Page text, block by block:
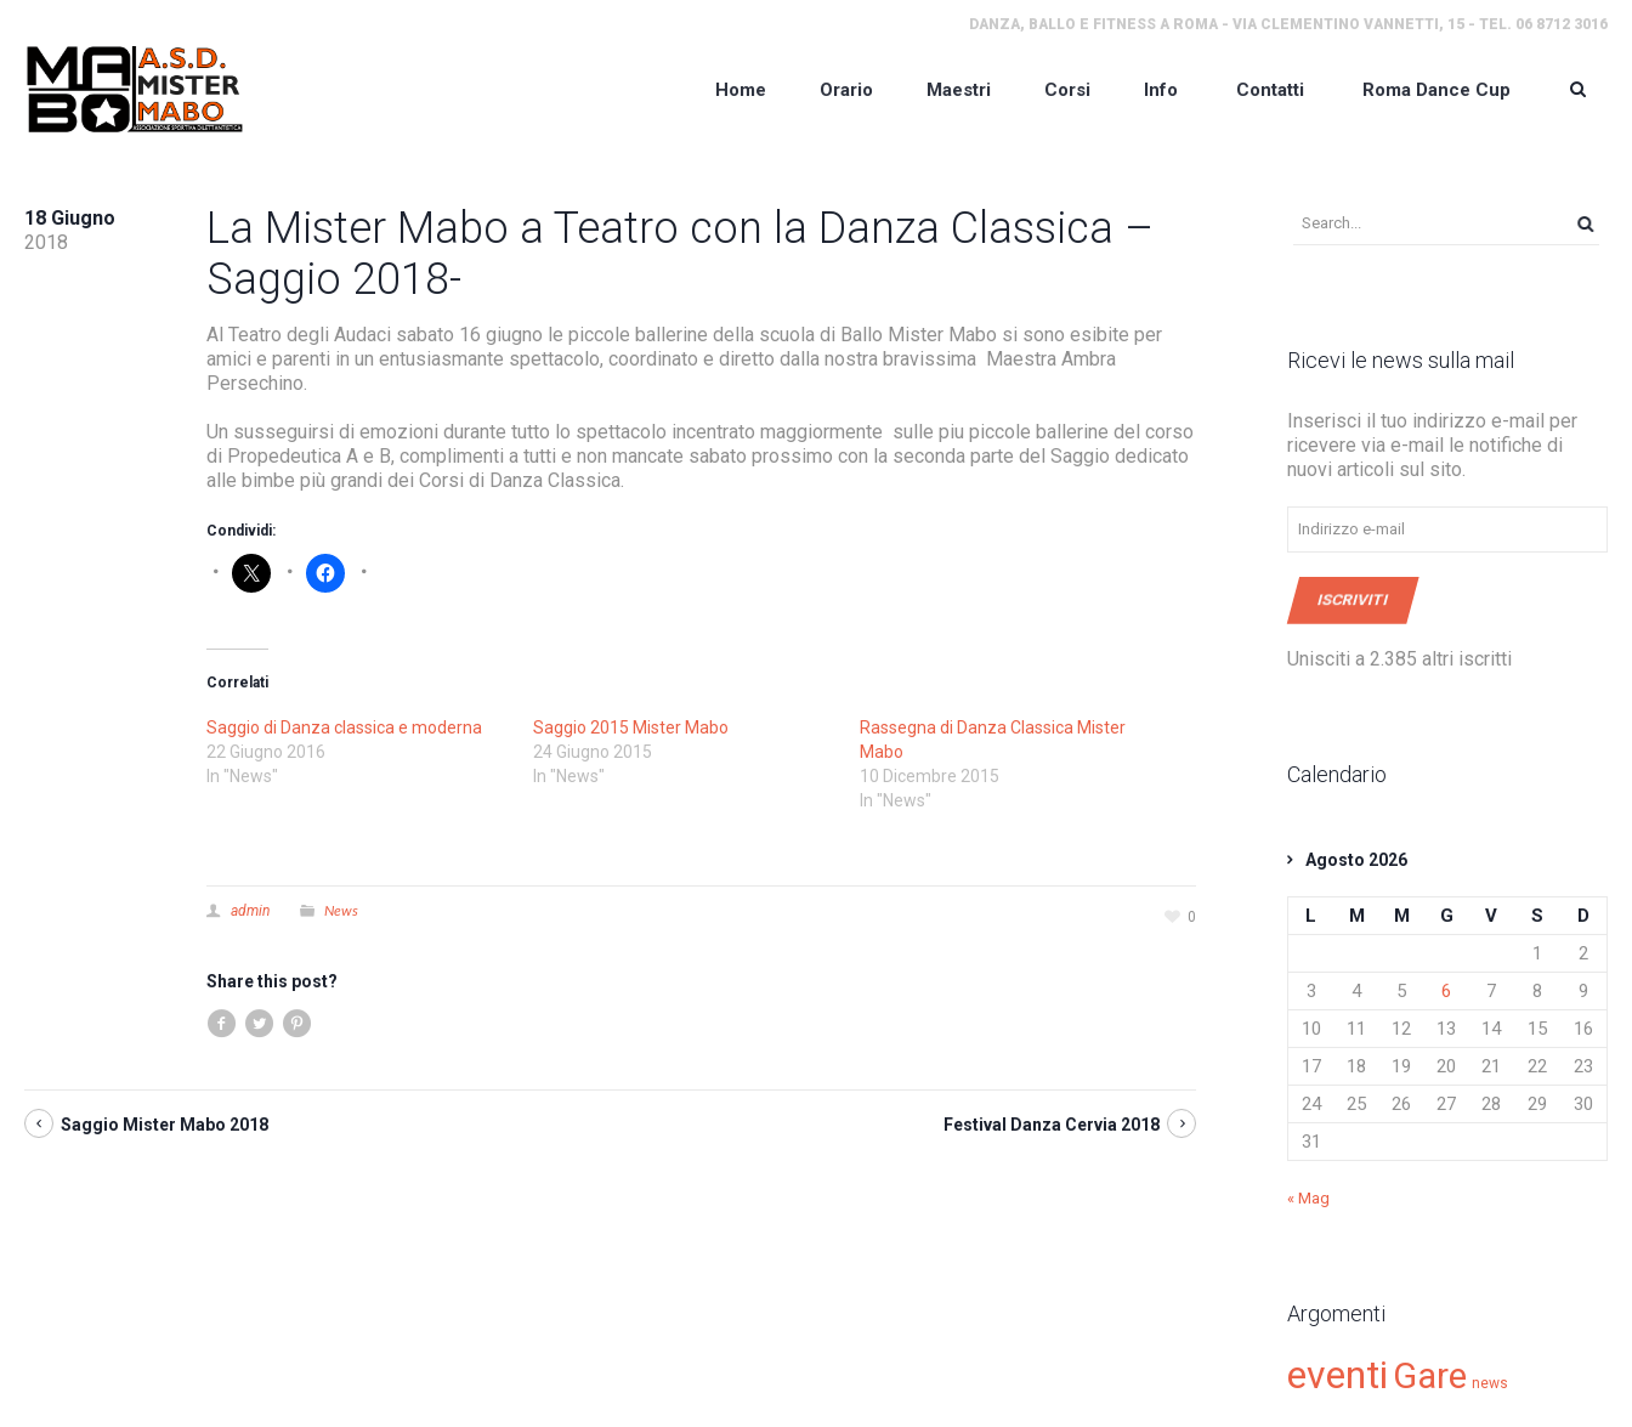
DANZA, BALLO E FITNESS A ROMA - VIA CLEMENTINO VANNETTI, 15 - TEL. 06 8712 3016
Home Orario Maestri Corsi Info Contatti Roma Dance Cup
18 Giugno
2018
La Mister Mabo a Teatro con la Danza Classica –
Saggio 2018-
Al Teatro degli Audaci sabato 16 giugno le piccole ballerine della scuola di Ballo Mister Mabo si sono esibite per
amici e parenti in un entusiasmante spettacolo, coordinato e diretto dalla nostra bravissima Maestra Ambra
Persechino.
Un susseguirsi di emozioni durante tutto lo spettacolo incentrato maggiormente sulle piu piccole ballerine del corso
di Propedeutica A e B, complimenti a tutti e non mancate sabato prossimo con la seconda parte del Saggio dedicato
alle bimbe più grandi dei Corsi di Danza Classica.
Condividi:
Correlati
Saggio di Danza classica e moderna
22 Giugno 2016
In "News"
Saggio 2015 Mister Mabo
24 Giugno 2015
In "News"
Rassegna di Danza Classica Mister
Mabo
10 Dicembre 2015
In "News"
0
admin News
Share this post?
Saggio Mister Mabo 2018 Festival Danza Cervia 2018
Ricevi le news sulla mail
Inserisci il tuo indirizzo e-mail per
ricevere via e-mail le notifiche di
nuovi articoli sul sito.
Indirizzo
e-
ISCRIVITI
Unisciti a 2.385 altri iscritti
Calendario
Agosto 2026
L M M G V S
D
1
2
3
4 5 6 7 8
9
10
11 12 13 14 15
16
17
18 19 20 21 22
23
24
25 26 27 28 29
30
31
« Mag
Argomenti
eventi Gare news